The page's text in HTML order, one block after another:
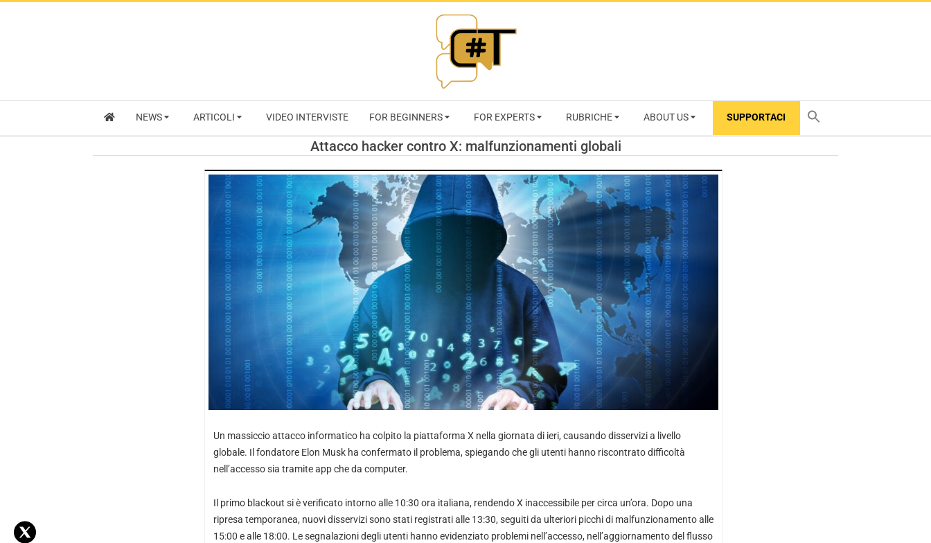
RIVISTA
CYBERSECURITY
TRENDS
NEWS ARTICOLI VIDEO INTERVISTE FOR BEGINNERS FOR EXPERTS RUBRICHE ABOUT US SUPPORTACI
Attacco hacker contro X: malfunzionamenti globali
Un massiccio attacco informatico ha colpito la piattaforma X nella giornata di ieri, causando disservizi a livello
globale. Il fondatore Elon Musk ha confermato il problema, spiegando che gli utenti hanno riscontrato difficoltà
nell’accesso sia tramite app che da computer.
Il primo blackout si è verificato intorno alle 10:30 ora italiana, rendendo X inaccessibile per circa un’ora. Dopo una
ripresa temporanea, nuovi disservizi sono stati registrati alle 13:30, seguiti da ulteriori picchi di malfunzionamento alle
15:00 e alle 18:00. Le segnalazioni degli utenti hanno evidenziato problemi nell’accesso, nell’aggiornamento del flusso